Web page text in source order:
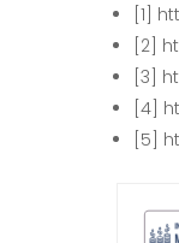
[1]
[2]
[3]
[4]
[5]